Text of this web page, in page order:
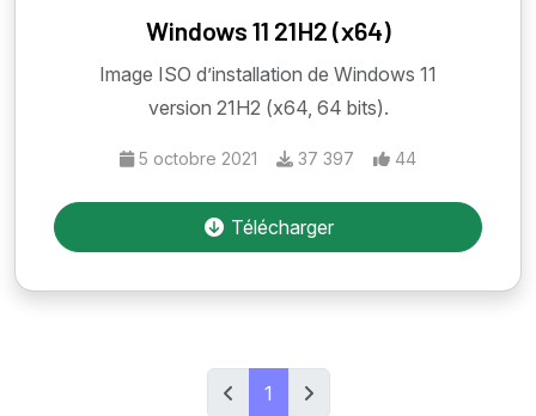
Windows 11 21H2 (x64)
Image ISO d’installation de Windows 11
version 21H2 (x64, 64 bits).
5 octobre 2021 37 397 44
Télécharger
1